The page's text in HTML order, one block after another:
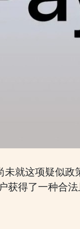
就这项疑似政
获得了一种合